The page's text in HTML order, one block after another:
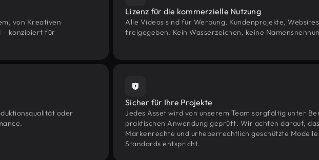
von Kreativen
– konzipiert für
Lizenz für die kommerzielle Nutzung
Alle Videos sind für Werbung, Kundenprojekte,
freigegeben. Kein Wasserzeichen, keine
oder
Sicher für Ihre Projekte
Jedes Asset wird von unserem Team sorgfältig unter
praktischen Anwendung geprüft. Wir achten darauf,
Markenrechte und urheberrechtlich geschützte
Standards entspricht.